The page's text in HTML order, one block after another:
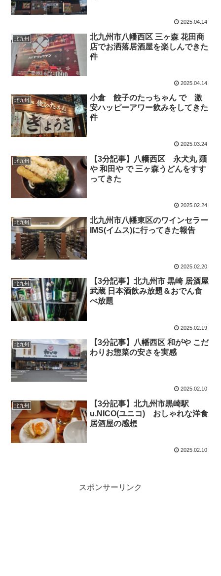
2025.04.14
北九州
北九州市八幡西区 三ヶ森 花田商
店でお洒落居酒屋を楽しんできた
件
2025.04.14
北九州
小倉 餃子のたっちゃん で 激
安ハッピーアワー飲みをしてきた
件
2025.03.24
北九州
【3分記事】八幡西区 永犬丸 麺
や 和田や で 三ヶ森うどんをすす
ってきた
2025.02.24
北九州
北九州市八幡東区のワインセラー
IMS(イムス)に行ってきた報告
2025.02.20
北九州
【3分記事】北九州市 黒崎 居酒屋
武蔵 日本酒飲み放題＆おでん食
べ放題
2025.02.19
北九州
【3分記事】八幡西区 和がや こだ
わりお惣菜の安さを実感
2025.02.10
北九州
【3分記事】北九州市黒崎駅
u.NICO(ユニコ) おしゃれな洋食
居酒屋の感想
2025.02.10
スポンサーリンク